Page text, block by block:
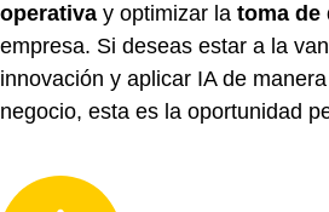
operativa y optimizar la toma de
empresa. Si deseas estar a la
innovación y aplicar IA de
negocio, esta es la oportunidad